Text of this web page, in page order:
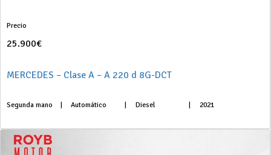
Precio
25.900€
MERCEDES – Clase A – A 220 d 8G-DCT
Segunda mano Automático Diesel 2021